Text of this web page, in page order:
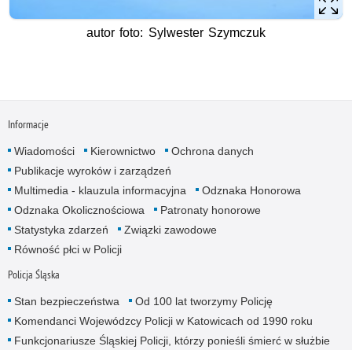
autor foto: Sylwester Szymczuk
Informacje
Wiadomości Kierownictwo
Ochrona danych
Publikacje wyroków i zarządzeń
Multimedia - klauzula informacyjna
Odznaka Honorowa
Odznaka Okolicznościowa
Patronaty honorowe
Statystyka zdarzeń
Związki zawodowe
Równość płci w Policji
Policja Śląska
Stan bezpieczeństwa
Od 100 lat tworzymy Policję
Komendanci Wojewódzcy Policji w Katowicach od 1990 roku
Funkcjonariusze Śląskiej Policji, którzy ponieśli śmierć w służbie